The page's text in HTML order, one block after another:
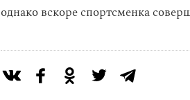
однако вскоре спортсменка